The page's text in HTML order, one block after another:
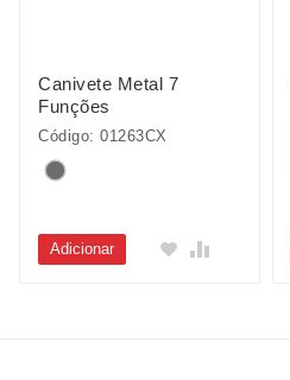
Canivete Metal 7
Funções
Código: 01263CX
Adicionar